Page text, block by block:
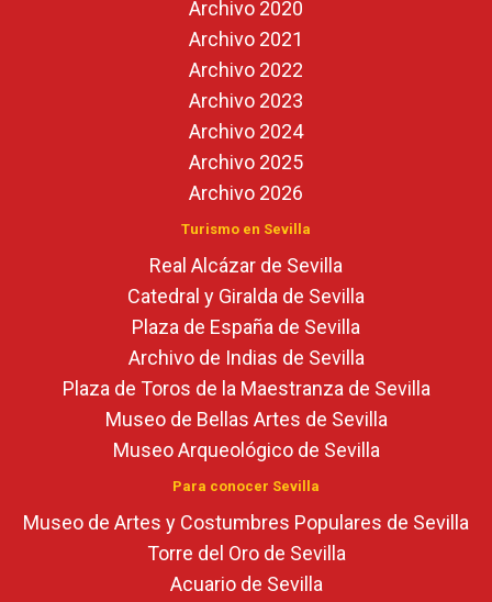
Archivo 2020
Archivo 2021
Archivo 2022
Archivo 2023
Archivo 2024
Archivo 2025
Archivo 2026
Turismo en Sevilla
Real Alcázar de Sevilla
Catedral y Giralda de Sevilla
Plaza de España de Sevilla
Archivo de Indias de Sevilla
Plaza de Toros de la Maestranza de Sevilla
Museo de Bellas Artes de Sevilla
Museo Arqueológico de Sevilla
Para conocer Sevilla
Museo de Artes y Costumbres Populares de Sevilla
Torre del Oro de Sevilla
Acuario de Sevilla